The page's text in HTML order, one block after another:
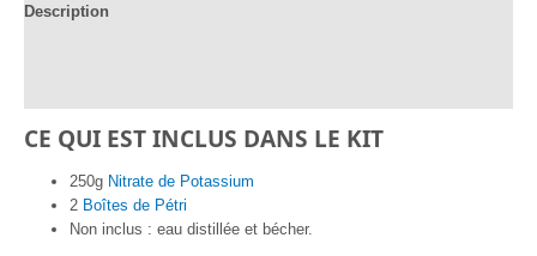
#Exp11
Description
CE QUI EST INCLUS DANS LE KIT
250g Nitrate de Potassium
2 Boîtes de Pétri
Non inclus : eau distillée et bécher.